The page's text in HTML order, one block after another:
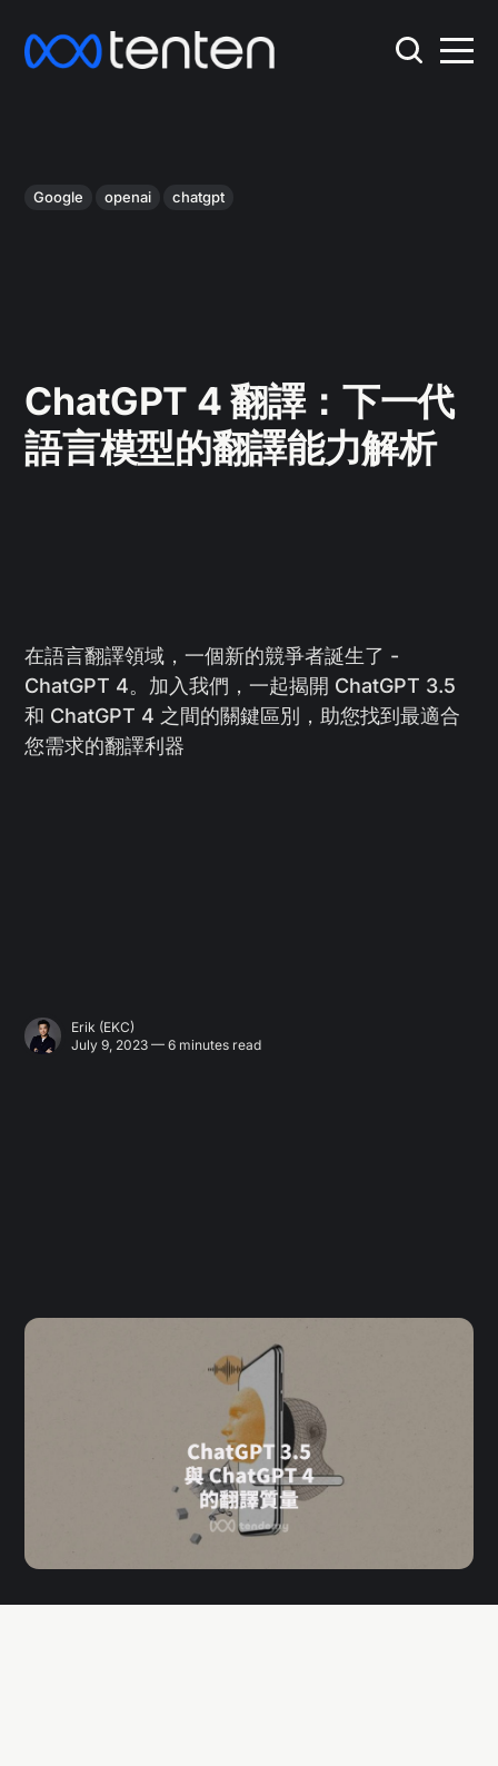
Google openai chatgpt
ChatGPT 4 翻譯：下一代
語言模型的翻譯能力解析
在語言翻譯領域，一個新的競爭者誕生了 -
ChatGPT 4。加入我們，一起揭開 ChatGPT 3.5
和 ChatGPT 4 之間的關鍵區別，助您找到最適合
您需求的翻譯利器
Erik (EKC)
July 9, 2023 — 6 minutes read